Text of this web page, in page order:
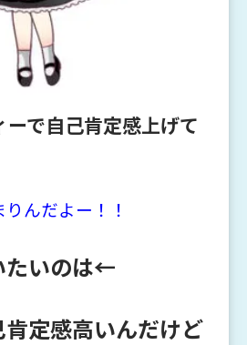
ーで自己肯定感上げて
りんだよー！！
たいのは←
定感高いんだけど